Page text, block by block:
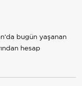
bugün yaşanan
hesap